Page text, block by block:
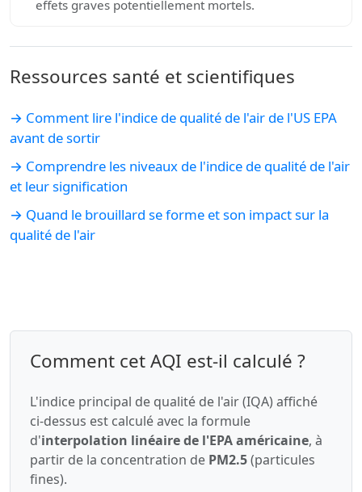
effets graves potentiellement mortels.
Ressources santé et scientifiques
→ Comment lire l'indice de qualité de l'air de l'US EPA
avant de sortir
→ Comprendre les niveaux de l'indice de qualité de l'air
et leur signification
→ Quand le brouillard se forme et son impact sur la
qualité de l'air
Comment cet AQI est-il calculé ?
L'indice principal de qualité de l'air (IQA) affiché
ci-dessus est calculé avec la formule
d'interpolation linéaire de l'EPA américaine, à
partir de la concentration de PM2.5(particules
fines).